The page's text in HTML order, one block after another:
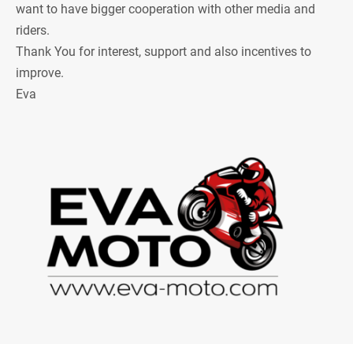
want to have bigger cooperation with other media and
riders.
Thank You for interest, support and also incentives to
improve.
Eva